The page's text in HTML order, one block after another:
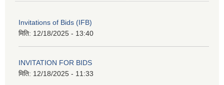
Invitations of Bids (IFB)
मिति: 12/18/2025 - 13:40
INVITATION FOR BIDS
मिति: 12/18/2025 - 11:33